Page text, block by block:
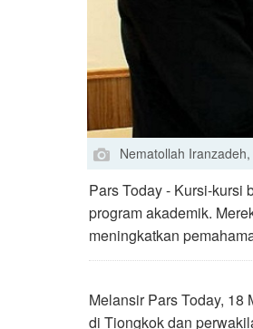
Nematollah
Pars Today - Kursi-kursi
program akademik.
meningkatkan
Melansir Pars Today, 18
di Tiongkok dan